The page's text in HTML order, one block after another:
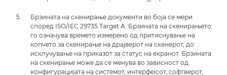
Брзината на скенирање документи во боја се мери
според ISO/IEC 29735 Target A. Брзината на скенирањето
го означува времето измерено од притиснување на
копчето за скенирање на драјверот на скенерот, до
исклучување на приказот за статус на екранот. Брзината
на скенирање може да се менува во зависност од
конфигурацијата на системот, интерфејсот, софтверот,